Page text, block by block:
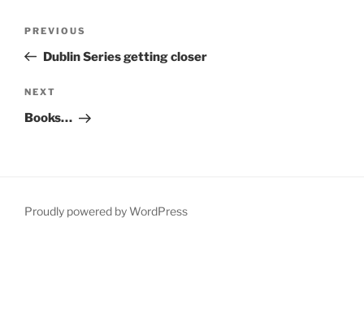
Previous
Post
PREVIOUS
Dublin Series getting closer
Next
Post
NEXT
Books…
Proudly powered by WordPress